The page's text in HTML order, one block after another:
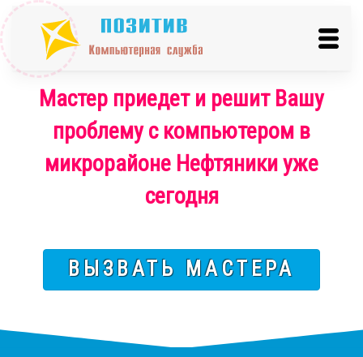
Мастер приедет и решит Вашу
проблему с компьютером в
микрорайоне Нефтяники уже
сегодня
ВЫЗВАТЬ МАСТЕРА